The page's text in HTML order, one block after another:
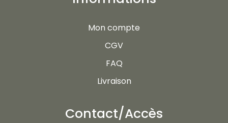
Mon compte
CGV
FAQ
Livraison
Contact/Accès